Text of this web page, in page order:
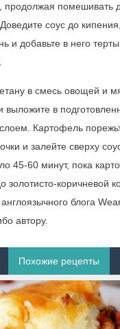
продолжая помешивать
соус до
и добавьте в него
в смесь овощей и
выложите в
Картофель
и залейте сверху
45-60 минут, пока
золотисто-коричневой
блога
автору.
Похожие рецепты